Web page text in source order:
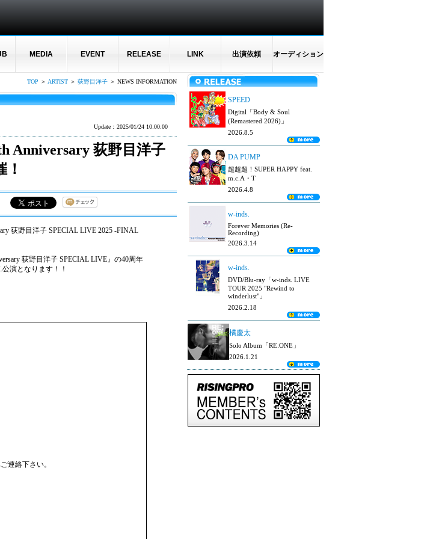
MEDIA EVENT RELEASE LINK 出演依頼 オーディション
TOP ＞ ARTIST ＞ 荻野目洋子 ＞ NEWS INFORMATION
Update：2025/01/24 10:00:00
Anniversary 荻野目洋子
荻野目洋子 SPECIAL LIVE 2025 -FINAL
荻野目洋子 SPECIAL LIVE』の40周年
演となります！！
連絡下さい。
SPEED
Digital「Body & Soul
(Remastered 2026)」
2026.8.5
DA PUMP
超超超！SUPER HAPPY feat.
m.c.A・T
2026.4.8
w-inds.
Forever Memories (Re-
Recording)
2026.3.14
w-inds.
DVD/Blu-ray「w-inds. LIVE
TOUR 2025 "Rewind to
winderlust"」
2026.2.18
橘慶太
Solo Album「RE:ONE」
2026.1.21